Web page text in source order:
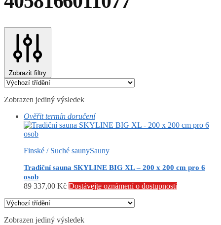
Zobrazit filtry
Zobrazen jediný výsledek
Ověřit termín doručení
Finské / Suché saunySauny
Tradiční sauna SKYLINE BIG XL – 200 x 200 cm pro 6
osob
89 337,00 Kč Dostávejte oznámení o dostupnosti
Zobrazen jediný výsledek